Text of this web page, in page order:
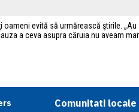
oameni evită să urmărească ştirile.
a ceva asupra căruia nu aveam
Comunitati locale